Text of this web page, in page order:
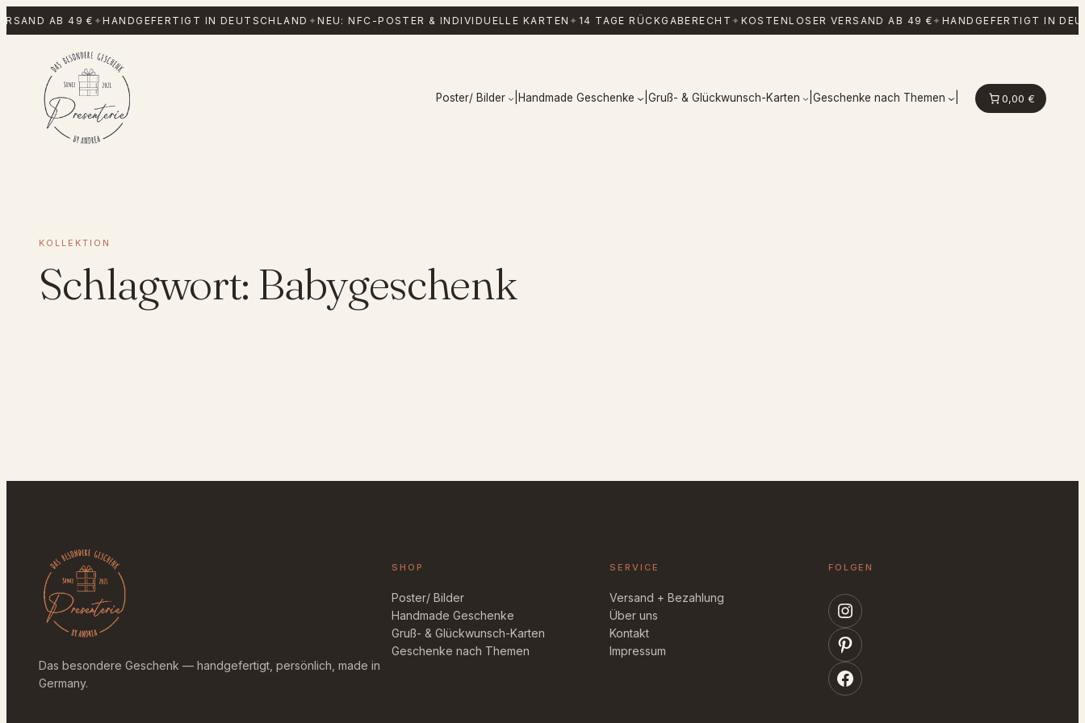
Zum
Inhalt
AB 49 €✦HANDGEFERTIGT IN DEUTSCHLAND✦NEU: NFC-POSTER & INDIVIDUELLE KARTEN✦14 TAGE RÜCKGABERECHT✦KOSTENLOSER VERSAND AB 49 €✦HANDGEFERTIGT IN
Poster/ Bilder Handmade Geschenke Gruß- & Glückwunsch-Karten |Geschenke nach Themen 0,00 €
KOLLEKTION
Schlagwort: Babygeschenk
Das besondere Geschenk — handgefertigt, persönlich, made in
Germany.
SHOP
Poster/ Bilder
Handmade Geschenke
Gruß- & Glückwunsch-Karten
Geschenke nach Themen
SERVICE
Versand + Bezahlung
Über uns
Kontakt
Impressum
FOLGEN
Instagram
Pinterest
Facebook